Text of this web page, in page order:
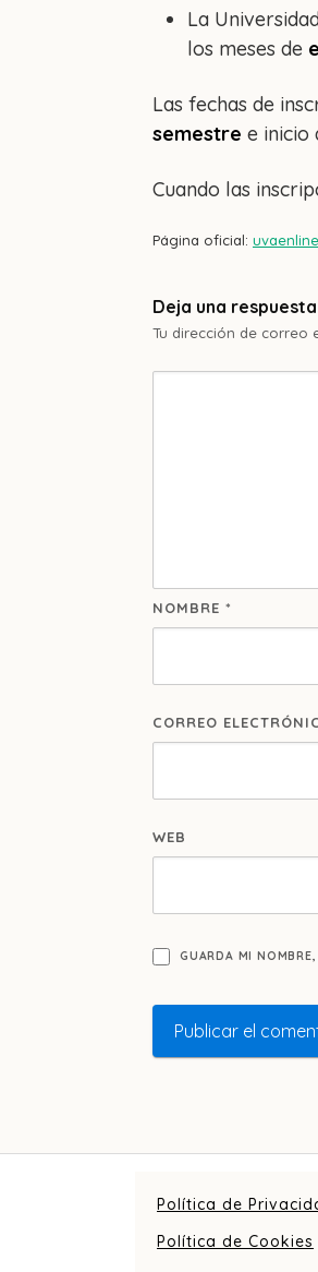
La
los meses de
Las fechas de
semestre e inicio
Cuando las
Página oficial:
Deja una respuesta
Tu dirección de correo
NOMBRE *
CORREO
WEB
GUARDA MI
Política de
Política de Cookies